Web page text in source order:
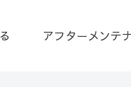
アフターメンテ